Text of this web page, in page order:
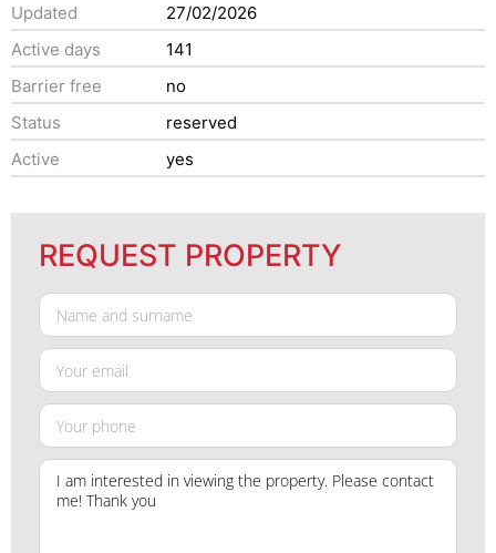
Updated
27/02/2026
Active days
141
Barrier free
no
Status
reserved
Active
yes
REQUEST PROPERTY